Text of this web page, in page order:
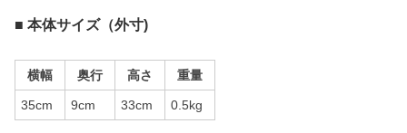
■ 本体サイズ（外寸)
横幅 奥行 高さ 重量
35cm 9cm 33cm 0.5kg